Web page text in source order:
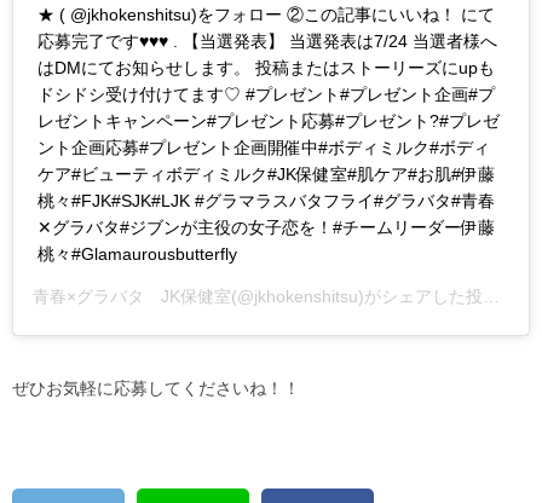
★ ( @jkhokenshitsu)をフォロー ②この記事にいいね！ にて
応募完了です♥♥♥ . 【当選発表】 当選発表は7/24 当選者様へ
はDMにてお知らせします。 投稿またはストーリーズにupも
ドシドシ受け付けてます♡ #プレゼント#プレゼント企画#プ
レゼントキャンペーン#プレゼント応募#プレゼント?#プレゼ
ント企画応募#プレゼント企画開催中#ボディミルク#ボディ
ケア#ビューティボディミルク#JK保健室#肌ケア#お肌#伊藤
桃々#FJK#SJK#LJK #グラマラスバタフライ#グラバタ#青春
✕グラバタ#ジブンが主役の女子恋を！#チームリーダー伊藤
桃々#Glamaurousbutterfly
青春×グラバタ JK保健室(@jkhokenshitsu)がシェアした投稿 –
ぜひお気軽に応募してくださいね！！